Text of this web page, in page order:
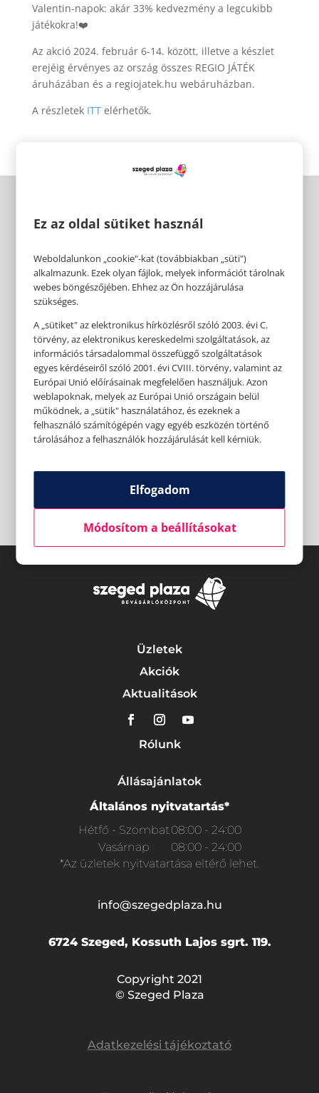
Valentin-napok: akár 33% kedvezmény a legcukibb
játékokra!❤️
Az akció 2024. február 6-14. között, illetve a készlet
erejéig érvényes az ország összes REGIO JÁTÉK
áruházában és a regiojatek.hu webáruházban.
A részletek ITTelérhetők.
Üzletek
Akciók
Aktualitások
Rólunk
Állásajánlatok
Általános nyitvatartás*
Hétfő - Szombat08:00 - 24:00
Vasárnap
08:00 - 24:00
*Az üzletek nyitvatartása eltérő lehet.
info@szegedplaza.hu
6724 Szeged, Kossuth Lajos sgrt. 119.
Copyright 2021
© Szeged Plaza
Adatkezelési tájékoztató
Ez az oldal sütiket használ
Weboldalunkon „cookie"-kat (továbbiakban „süti")
alkalmazunk. Ezek olyan fájlok, melyek információt tárolnak
webes böngészőjében. Ehhez az Ön hozzájárulása
szükséges.
A „sütiket" az elektronikus hírközlésről szóló 2003. évi C.
törvény, az elektronikus kereskedelmi szolgáltatások, az
információs társadalommal összefüggő szolgáltatások
egyes kérdéseiről szóló 2001. évi CVIII. törvény, valamint az
Európai Unió előírásainak megfelelően használjuk. Azon
weblapoknak, melyek az Európai Unió országain belül
működnek, a „sütik" használatához, és ezeknek a
felhasználó számítógépén vagy egyéb eszközén történő
tárolásához a felhasználók hozzájárulását kell kérniük.
Elfogadom
Módosítom a beállításokat